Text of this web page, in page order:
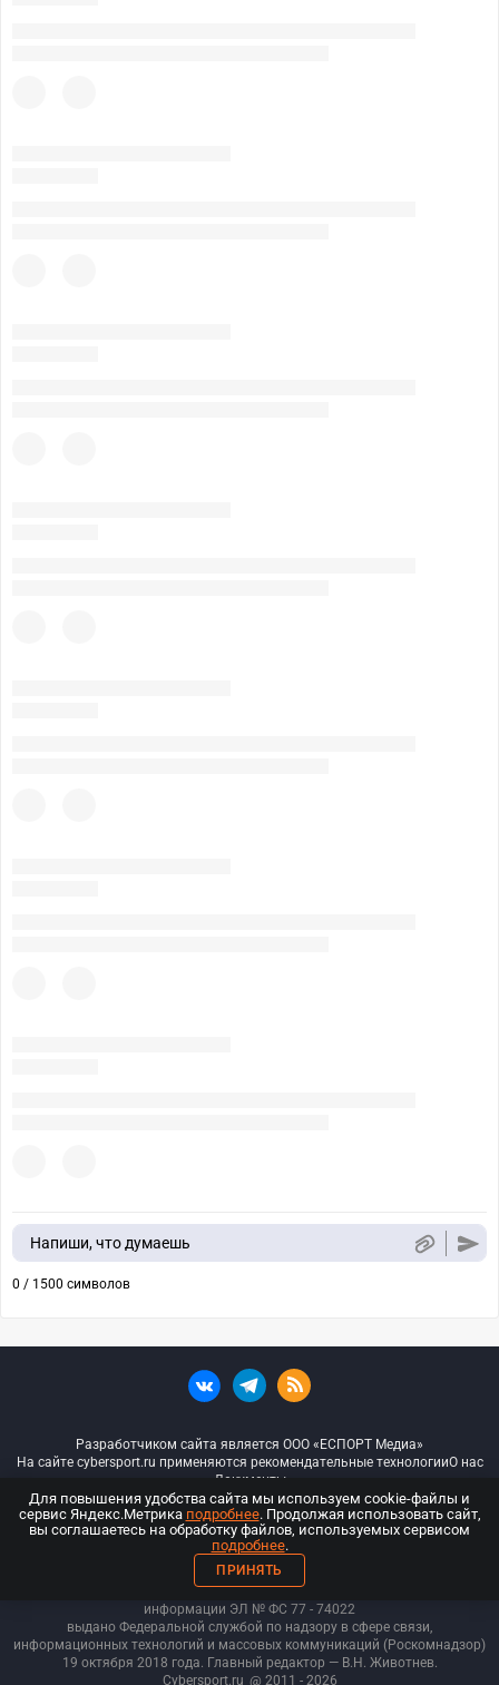
Напиши, что думаешь
0 / 1500 символов
Разработчиком сайта является ООО «ЕСПОРТ Медиа»
На сайте cybersport.ru применяются рекомендательные технологииО нас
Документы
© ООО «Киберспорт.ру» — Все права защищены
18+
ООО «Киберспорт.ру». Свидетельство о регистрации средств массовой
информации ЭЛ № ФС 77 - 74022
выдано Федеральной службой по надзору в сфере связи,
информационных технологий и массовых коммуникаций (Роскомнадзор)
19 октября 2018 года. Главный редактор — В.Н. Животнев.
Cybersport.ru @ 2011 - 2026
Для повышения удобства сайта мы используем cookie-файлы и
сервис Яндекс.Метрика подробнее. Продолжая использовать сайт,
вы соглашаетесь на обработку файлов, используемых сервисом
подробнее.
ПРИНЯТЬ